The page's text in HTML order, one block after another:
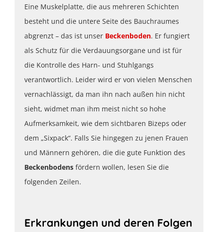
Eine Muskelplatte, die aus mehreren Schichten
besteht und die untere Seite des Bauchraumes
abgrenzt – das ist unser Beckenboden. Er fungiert
als Schutz für die Verdauungsorgane und ist für
die Kontrolle des Harn- und Stuhlgangs
verantwortlich. Leider wird er von vielen Menschen
vernachlässigt, da man ihn nach außen hin nicht
sieht, widmet man ihm meist nicht so hohe
Aufmerksamkeit, wie dem sichtbaren Bizeps oder
dem „Sixpack“. Falls Sie hingegen zu jenen Frauen
und Männern gehören, die die gute Funktion des
Beckenbodens fördern wollen, lesen Sie die
folgenden Zeilen.
Erkrankungen und deren Folgen